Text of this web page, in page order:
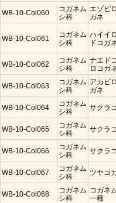
WB-10-Col060
コガネム
シ科
エゾビ
ガネ
WB-10-Col061
コガネム
シ科
ハイイ
ドコガ
WB-10-Col062
コガネム
シ科
ナエド
ロコガ
WB-10-Col063
コガネム
シ科
アカビ
ガネ
WB-10-Col064
コガネム
シ科
サクラ
WB-10-Col065
コガネム
シ科
サクラ
WB-10-Col066
コガネム
シ科
サクラ
WB-10-Col067
コガネム
シ科
ツヤコ
WB-10-Col068
コガネム
シ科
コガネ
一種